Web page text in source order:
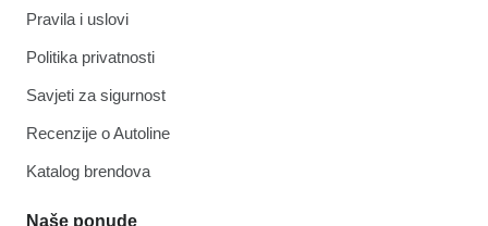
Pravila i uslovi
Politika privatnosti
Savjeti za sigurnost
Recenzije o Autoline
Katalog brendova
Naše ponude